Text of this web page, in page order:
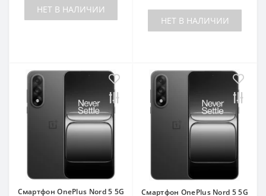
НЕТ В НАЛИЧИИ
НЕТ В НАЛИЧИИ
Смартфон OnePlus Nord 5 5G
Смартфон OnePlus Nord 5 5G